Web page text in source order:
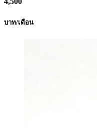
บาท/เดือน